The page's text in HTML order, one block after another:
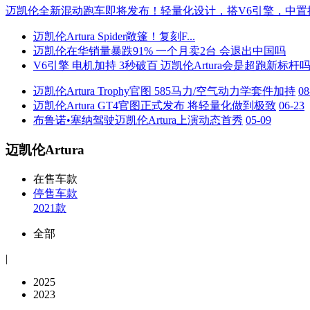
迈凯伦全新混动跑车即将发布！轻量化设计，搭V6引擎，中置
迈凯伦Artura Spider敞篷！复刻F...
迈凯伦在华销量暴跌91% 一个月卖2台 会退出中国吗
V6引擎 电机加持 3秒破百 迈凯伦Artura会是超跑新标杆
迈凯伦Artura Trophy官图 585马力/空气动力学套件加持
迈凯伦Artura GT4官图正式发布 将轻量化做到极致 06-23
布鲁诺•塞纳驾驶迈凯伦Artura上演动态首秀 05-09
迈凯伦Artura
在售车款
停售车款
2021款
全部
|
2025
2023